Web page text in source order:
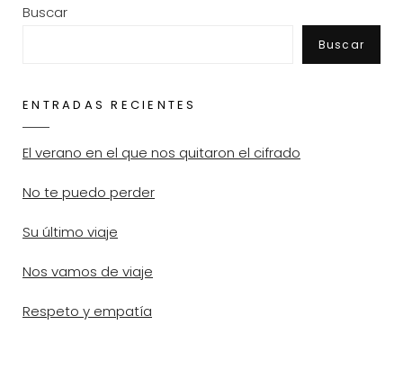
Buscar
Buscar
ENTRADAS RECIENTES
El verano en el que nos quitaron el cifrado
No te puedo perder
Su último viaje
Nos vamos de viaje
Respeto y empatía